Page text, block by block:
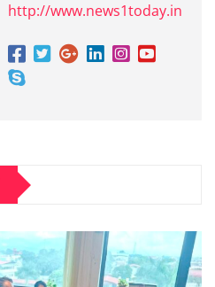
http://www.news1today.in